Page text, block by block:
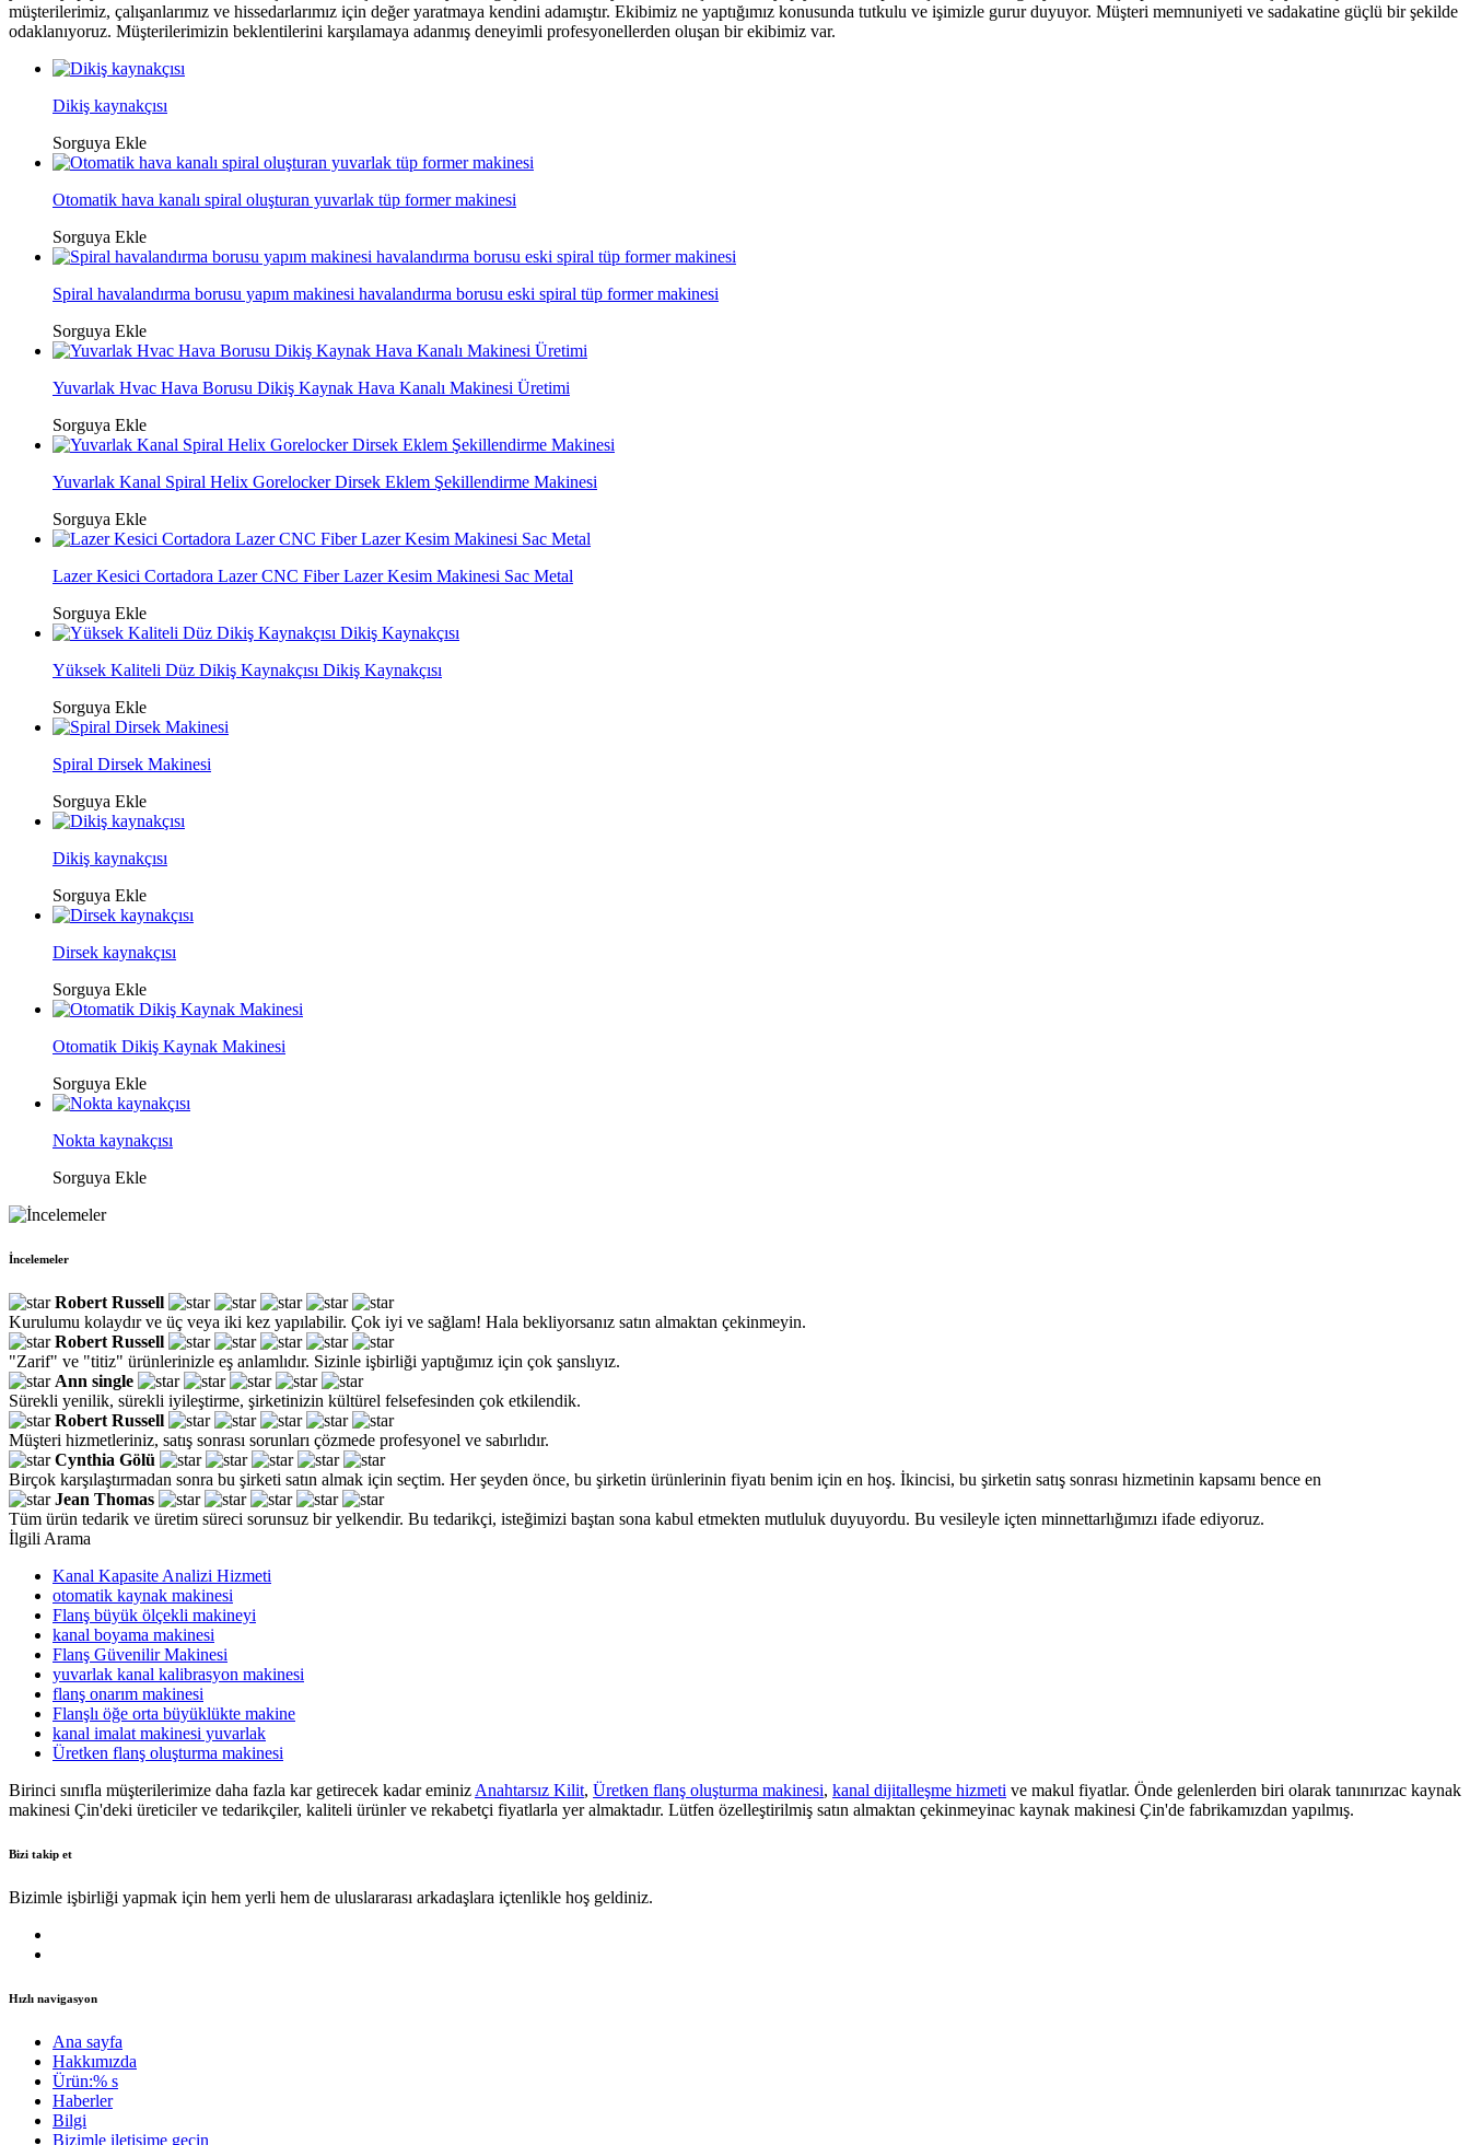
müşterilerimiz, çalışanlarımız ve hissedarlarımız için değer yaratmaya kendini adamıştır. Ekibimiz ne yaptığımız konusunda tutkulu ve işimizle gurur duyuyor. Müşteri memnuniyeti ve sadakatine güçlü bir şekilde
odaklanıyoruz. Müşterilerimizin beklentilerini karşılamaya adanmış deneyimli profesyonellerden oluşan bir ekibimiz var.
Dikiş kaynakçısı
Sorguya Ekle
Otomatik hava kanalı spiral oluşturan yuvarlak tüp former makinesi
Sorguya Ekle
Spiral havalandırma borusu yapım makinesi havalandırma borusu eski spiral tüp former makinesi
Sorguya Ekle
Yuvarlak Hvac Hava Borusu Dikiş Kaynak Hava Kanalı Makinesi Üretimi
Sorguya Ekle
Yuvarlak Kanal Spiral Helix Gorelocker Dirsek Eklem Şekillendirme Makinesi
Sorguya Ekle
Lazer Kesici Cortadora Lazer CNC Fiber Lazer Kesim Makinesi Sac Metal
Sorguya Ekle
Yüksek Kaliteli Düz Dikiş Kaynakçısı Dikiş Kaynakçısı
Sorguya Ekle
Spiral Dirsek Makinesi
Sorguya Ekle
Dikiş kaynakçısı
Sorguya Ekle
Dirsek kaynakçısı
Sorguya Ekle
Otomatik Dikiş Kaynak Makinesi
Sorguya Ekle
Nokta kaynakçısı
Sorguya Ekle
İncelemeler
Robert Russell
Kurulumu kolaydır ve üç veya iki kez yapılabilir. Çok iyi ve sağlam! Hala bekliyorsanız satın almaktan çekinmeyin.
Robert Russell
"Zarif" ve "titiz" ürünlerinizle eş anlamlıdır. Sizinle işbirliği yaptığımız için çok şanslıyız.
Ann single
Sürekli yenilik, sürekli iyileştirme, şirketinizin kültürel felsefesinden çok etkilendik.
Robert Russell
Müşteri hizmetleriniz, satış sonrası sorunları çözmede profesyonel ve sabırlıdır.
Cynthia Gölü
Birçok karşılaştırmadan sonra bu şirketi satın almak için seçtim. Her şeyden önce, bu şirketin ürünlerinin fiyatı benim için en hoş. İkincisi, bu şirketin satış sonrası hizmetinin kapsamı bence en
Jean Thomas
Tüm ürün tedarik ve üretim süreci sorunsuz bir yelkendir. Bu tedarikçi, isteğimizi baştan sona kabul etmekten mutluluk duyuyordu. Bu vesileyle içten minnettarlığımızı ifade ediyoruz.
İlgili Arama
Kanal Kapasite Analizi Hizmeti
otomatik kaynak makinesi
Flanş büyük ölçekli makineyi
kanal boyama makinesi
Flanş Güvenilir Makinesi
yuvarlak kanal kalibrasyon makinesi
flanş onarım makinesi
Flanşlı öğe orta büyüklükte makine
kanal imalat makinesi yuvarlak
Üretken flanş oluşturma makinesi
Birinci sınıfla müşterilerimize daha fazla kar getirecek kadar eminiz Anahtarsız Kilit, Üretken flanş oluşturma makinesi, kanal dijitalleşme hizmeti ve makul fiyatlar. Önde gelenlerden biri olarak tanınırızac kaynak
makinesi Çin'deki üreticiler ve tedarikçiler, kaliteli ürünler ve rekabetçi fiyatlarla yer almaktadır. Lütfen özelleştirilmiş satın almaktan çekinmeyinac kaynak makinesi Çin'de fabrikamızdan yapılmış.
Bizi takip et
Bizimle işbirliği yapmak için hem yerli hem de uluslararası arkadaşlara içtenlikle hoş geldiniz.
Hızlı navigasyon
Ana sayfa
Hakkımızda
Ürün:% s
Haberler
Bilgi
Bizimle iletişime geçin